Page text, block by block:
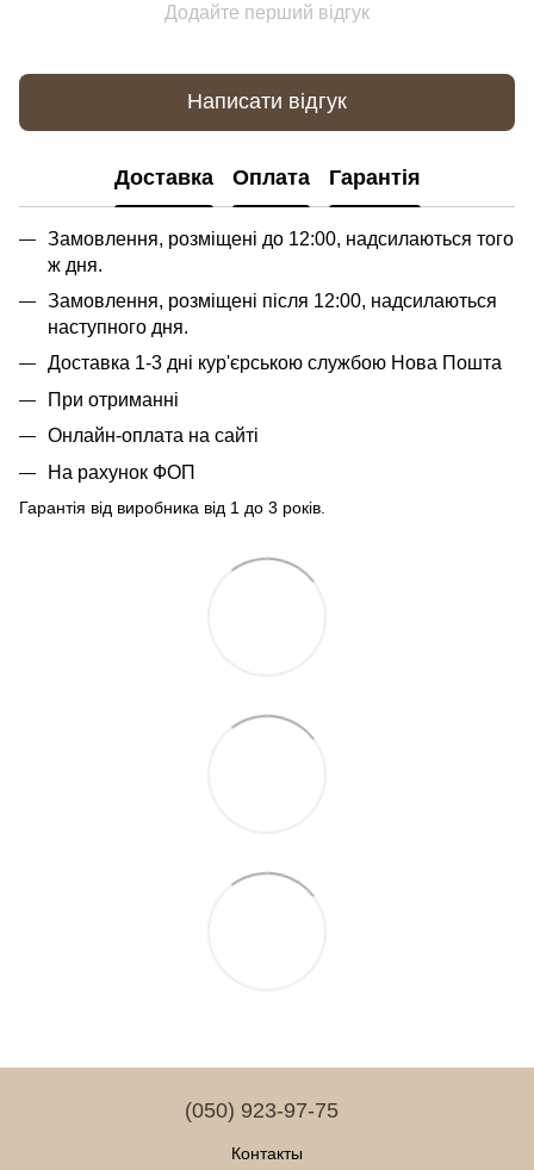
Додайте перший відгук
Написати відгук
Доставка Оплата Гарантія
Замовлення, розміщені до 12:00, надсилаються того
ж дня.
Замовлення, розміщені після 12:00, надсилаються
наступного дня.
Доставка 1-3 дні кур'єрською службою Нова Пошта
При отриманні
Онлайн-оплата на сайті
На рахунок ФОП
Гарантія від виробника від 1 до 3 років.
(050) 923-97-75
Контакты